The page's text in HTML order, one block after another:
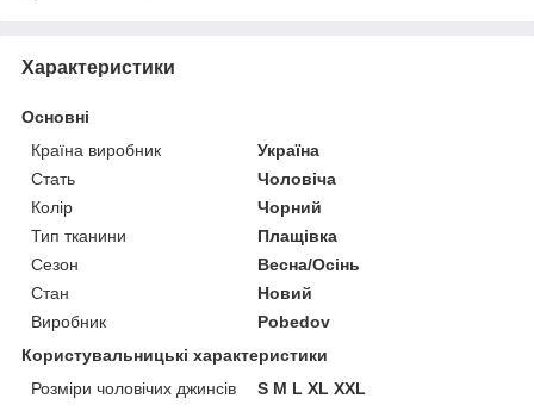
Характеристики
Основні
Країна виробник
Україна
Стать
Чоловіча
Колір
Чорний
Тип тканини
Плащівка
Сезон
Весна/Осінь
Стан
Новий
Виробник
Pobedov
Користувальницькі характеристики
Розміри чоловічих джинсів
S M L XL XXL